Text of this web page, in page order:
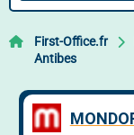
First-Office.fr
Antibes